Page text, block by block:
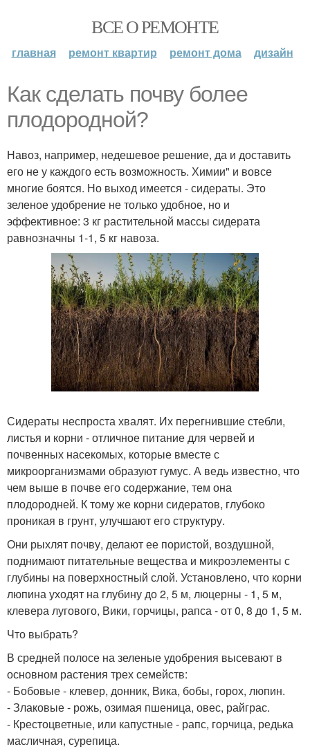
ВСЕ О РЕМОНТЕ
главная ремонт квартир ремонт дома дизайн
Как сделать почву более
плодородной?
Навоз, например, недешевое решение, да и доставить
его не у каждого есть возможность. Химии" и вовсе
многие боятся. Но выход имеется - сидераты. Это
зеленое удобрение не только удобное, но и
эффективное: 3 кг растительной массы сидерата
равнозначны 1-1, 5 кг навоза.
Сидераты неспроста хвалят. Их перегнившие стебли,
листья и корни - отличное питание для червей и
почвенных насекомых, которые вместе с
микроорганизмами образуют гумус. А ведь известно, что
чем выше в почве его содержание, тем она
плодородней. К тому же корни сидератов, глубоко
проникая в грунт, улучшают его структуру.
Они рыхлят почву, делают ее пористой, воздушной,
поднимают питательные вещества и микроэлементы с
глубины на поверхностный слой. Установлено, что корни
люпина уходят на глубину до 2, 5 м, люцерны - 1, 5 м,
клевера лугового, Вики, горчицы, рапса - от 0, 8 до 1, 5 м.
Что выбрать?
В средней полосе на зеленые удобрения высевают в
основном растения трех семейств:
- Бобовые - клевер, донник, Вика, бобы, горох, люпин.
- Злаковые - рожь, озимая пшеница, овес, райграс.
- Крестоцветные, или капустные - рапс, горчица, редька
масличная, сурепица.